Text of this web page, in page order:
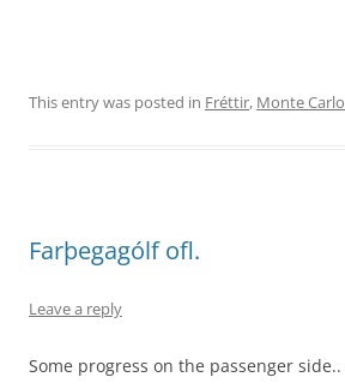
This entry was posted in Fréttir, Monte Carlo
Farþegagólf ofl.
Leave a reply
Some progress on the passenger side..